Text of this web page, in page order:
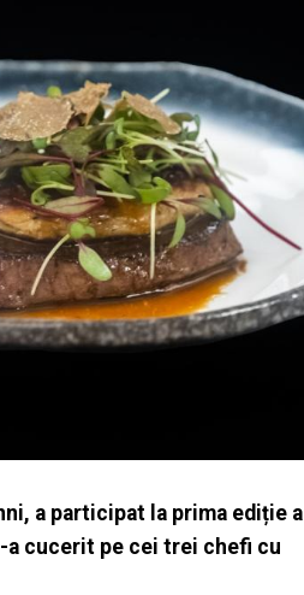
a participat la prima ediție a
a cucerit pe cei trei chefi cu